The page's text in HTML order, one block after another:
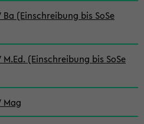
(Einschreibung bis SoSe
(Einschreibung bis SoSe
Mag